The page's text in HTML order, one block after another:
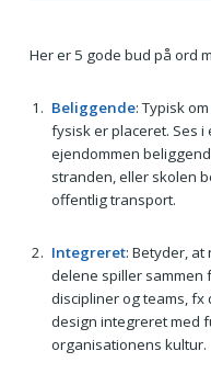
Her er 5 gode bud på ord
Beliggende: Typisk
fysisk er placeret. Ses
ejendommen
stranden, eller skolen
offentlig transport.
Integreret: Betyder, at
delene spiller sammen
discipliner og teams, fx
design integreret med
organisationens kultur.